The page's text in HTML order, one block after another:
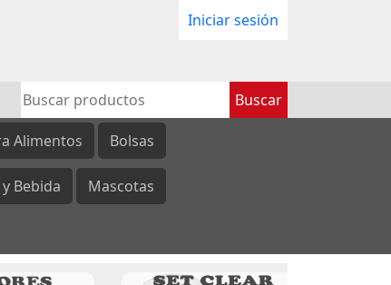
Iniciar sesión
Alimentos Bolsas
Bebida Mascotas